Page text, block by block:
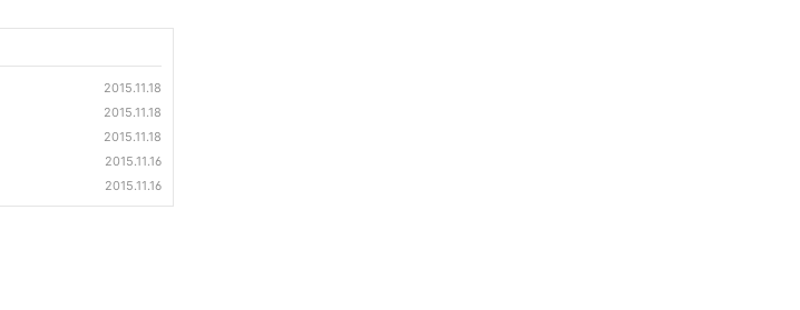
2015.11.18
2015.11.18
2015.11.18
2015.11.16
2015.11.16